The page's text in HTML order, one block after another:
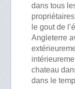
dans tous
le gout de
Angleterre
chateau
dans le